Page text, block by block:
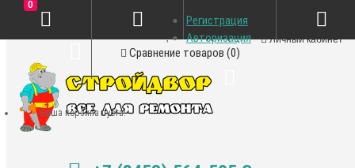
Личный кабинет
Закладки (0)
Сравнение товаров (0)
Регистрация
Авторизация
0
Ваша корзина пуста!